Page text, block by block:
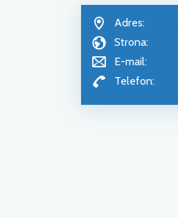
Adres:
Strona:
E-mail:
Telefon: